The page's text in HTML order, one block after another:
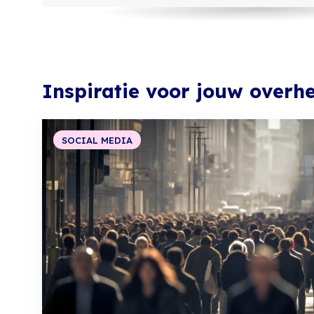
Inspiratie voor jouw
SOCIAL MEDIA